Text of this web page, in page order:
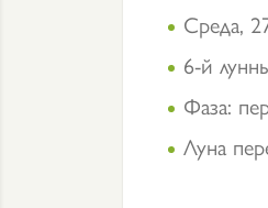
Среда,
6-й
Фаза:
Луна